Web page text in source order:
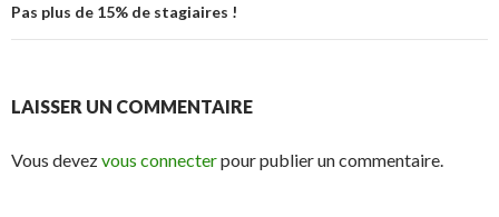
Pas plus de 15% de stagiaires !
LAISSER UN COMMENTAIRE
Vous devezvous connecterpour publier un commentaire.